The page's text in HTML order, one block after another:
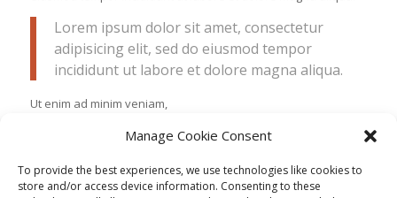
Manage Cookie Consent
To provide the best experiences, we use technologies like cookies to
store and/or access device information. Consenting to these
Lorem ipsum dolor sit amet, consectetur
adipisicing elit, sed do eiusmod tempor
incididunt ut labore et dolore magna aliqua.
Ut enim ad minim veniam,
commodo consequat. Duis aute irure dolor in reprehenderit in
Excepteur sint occaecat cupidatat non proident, sunt in culpa